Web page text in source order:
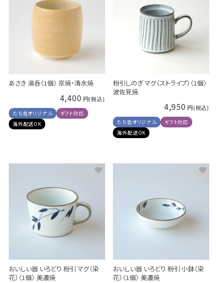
あさき 湯呑〈1個〉 京焼・清水焼
4,400
たち吉オリジナル
ギフト対応
海外配送OK
粉引しのぎ マグ（ストライプ）〈1個〉
波佐見焼
4,950
たち吉オリジナル
ギフト対応
海外配送OK
おいしい器 いろどり 粉引 マグ（染
花）〈1個〉 美濃焼
おいしい器 いろどり 粉引 小鉢（染
花）〈1個〉 美濃焼